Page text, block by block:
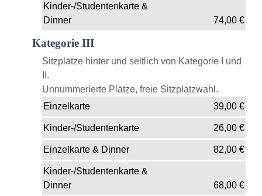
Kinder-/Studentenkarte &
Dinner
74,00€
Kategorie III
Sitzplätze hinter und seitlich von Kategorie I und
II.
Unnummerierte Plätze, freie Sitzplatzwahl.
Einzelkarte
39,00€
Kinder-/Studentenkarte 26,00€
Einzelkarte & Dinner 82,00€
Kinder-/Studentenkarte &
Dinner
68,00€